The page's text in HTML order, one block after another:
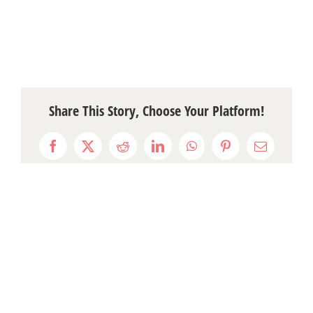
Share This Story, Choose Your Platform!
Facebook
X RedditLinkedInWhatsAppPinterestEmail